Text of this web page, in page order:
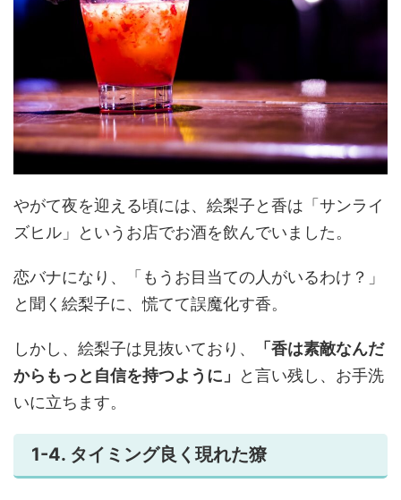
やがて夜を迎える頃には、絵梨子と香は「サンライ
ズヒル」というお店でお酒を飲んでいました。
恋バナになり、「もうお目当ての人がいるわけ？」
と聞く絵梨子に、慌てて誤魔化す香。
しかし、絵梨子は見抜いており、
「香は素敵なんだ
からもっと自信を持つように」
と言い残し、お手洗
いに立ちます。
1-4. タイミング良く現れた獠